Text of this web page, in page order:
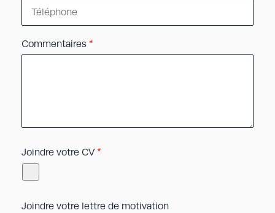
Commentaires *
Joindre votre CV*
Joindre votre lettre de motivation